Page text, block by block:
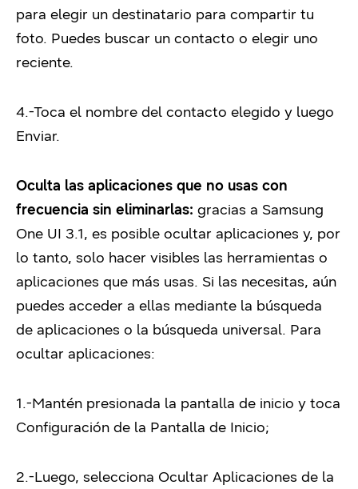
para elegir un destinatario para compartir tu
foto. Puedes buscar un contacto o elegir uno
reciente.
4.-Toca el nombre del contacto elegido y luego
Enviar.
Oculta las aplicaciones que no usas con
frecuencia sin eliminarlas: gracias a Samsung
One UI 3.1, es posible ocultar aplicaciones y, por
lo tanto, solo hacer visibles las herramientas o
aplicaciones que más usas. Si las necesitas, aún
puedes acceder a ellas mediante la búsqueda
de aplicaciones o la búsqueda universal. Para
ocultar aplicaciones:
1.-Mantén presionada la pantalla de inicio y toca
Configuración de la Pantalla de Inicio;
2.-Luego, selecciona Ocultar Aplicaciones de la